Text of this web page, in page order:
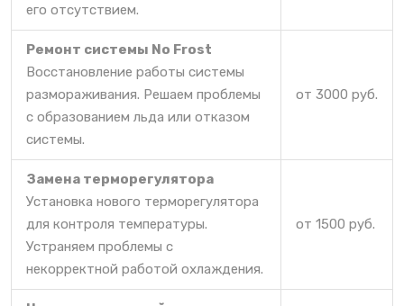
его отсутствием.
Ремонт системы No Frost
Восстановление работы системы
размораживания. Решаем проблемы
с образованием льда или отказом
системы.
от 3000 руб.
Замена терморегулятора
Установка нового терморегулятора
для контроля температуры.
Устраняем проблемы с
некорректной работой охлаждения.
от 1500 руб.